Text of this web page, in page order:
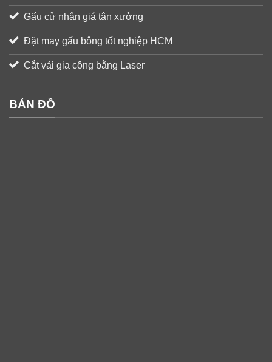
Gấu cử nhân giá tận xưởng
Đặt may gấu bông tốt nghiệp HCM
Cắt vải gia công bằng Laser
BẢN ĐỒ